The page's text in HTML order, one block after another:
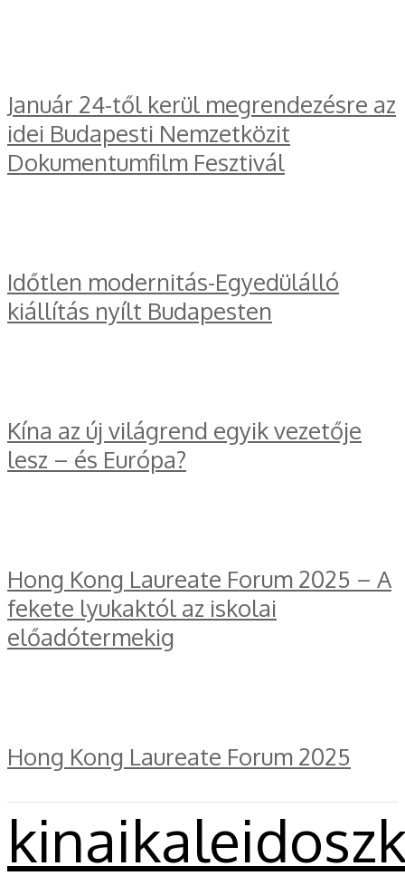
Január 24-től kerül megrendezésre az
idei Budapesti Nemzetközit
Dokumentumfilm Fesztivál
Időtlen modernitás-Egyedülálló
kiállítás nyílt Budapesten
Kína az új világrend egyik vezetője
lesz – és Európa?
Hong Kong Laureate Forum 2025 – A
fekete lyukaktól az iskolai
előadótermekig
Hong Kong Laureate Forum 2025